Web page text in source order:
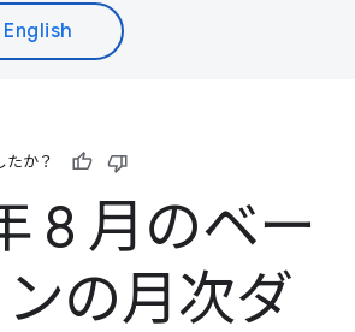
たか？
8 月のベー
の月次ダ